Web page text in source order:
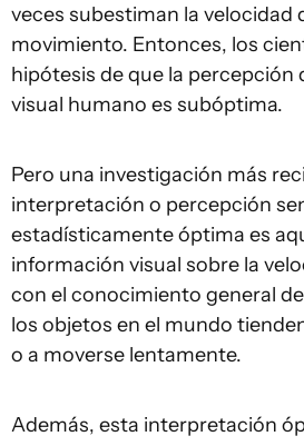
veces subestiman la velocidad
movimiento. Entonces, los
hipótesis de que la percepción
visual humano es subóptima.
Pero una investigación más
interpretación o percepción
estadísticamente óptima es
información visual sobre la
con el conocimiento general
los objetos en el mundo
o a moverse lentamente.
Además, esta interpretación